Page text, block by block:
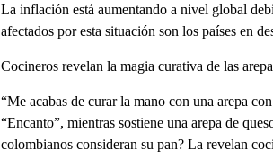
La inflación está aumentando a nivel global
afectados por esta situación son los países en
Cocineros revelan la magia curativa de las
“Me acabas de curar la mano con una arepa
“Encanto”, mientras sostiene una arepa de
colombianos consideran su pan? La revelan